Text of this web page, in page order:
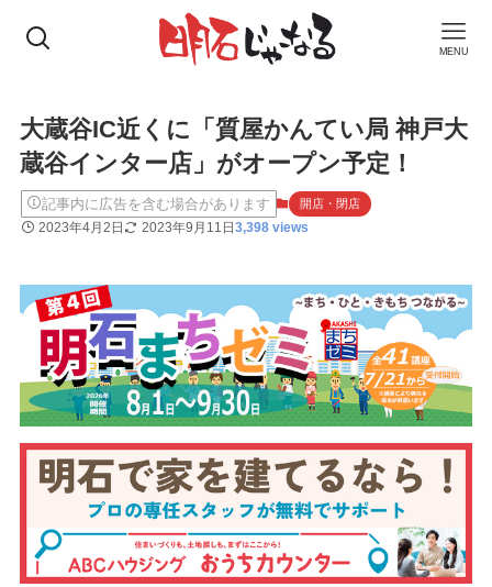
MENU
大蔵谷IC近くに「質屋かんてい局 神戸大
蔵谷インター店」がオープン予定！
記事内に広告を含む場合があります 開店・閉店
2023年4月2日 2023年9月11日3,398 views